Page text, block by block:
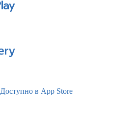
Доступно в App Store